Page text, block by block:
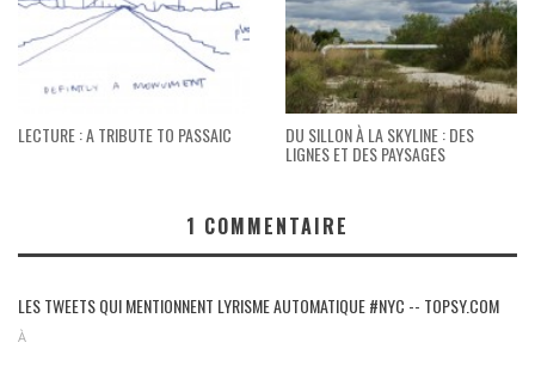
LECTURE : A TRIBUTE TO PASSAIC DU SILLON À LA SKYLINE : DES
LIGNES ET DES PAYSAGES
1 COMMENTAIRE
LES TWEETS QUI MENTIONNENT LYRISME AUTOMATIQUE #NYC -- TOPSY.COM
À